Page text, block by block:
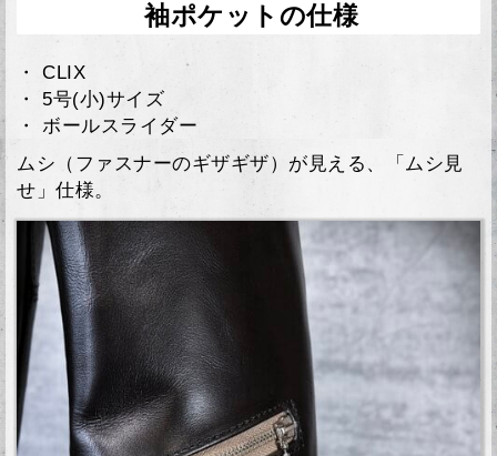
袖ポケットの仕様
・ CLIX
・ 5号(小)サイズ
・ ボールスライダー
ムシ（ファスナーのギザギザ）が見える、「ムシ見
せ」仕様。